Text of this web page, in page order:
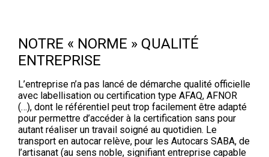
NOTRE « NORME » QUALITÉ
ENTREPRISE
L’entreprise n’a pas lancé de démarche qualité officielle
avec labellisation ou certification type AFAQ, AFNOR
(…), dont le référentiel peut trop facilement être adapté
pour permettre d’accéder à la certification sans pour
autant réaliser un travail soigné au quotidien. Le
transport en autocar relève, pour les Autocars SABA, de
l’artisanat (au sens noble, signifiant entreprise capable